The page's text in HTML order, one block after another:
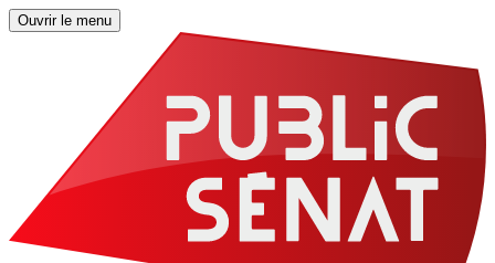
Ouvrir le menu